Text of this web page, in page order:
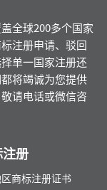
限期内可提交复审，否
视为放弃，申请日和申
告：经审
商标申请可以被接受
大官方商标公告上刊登
2个月为异议期。
商标，在签发注册证之
通知”之后的6个月
须提供在商业中真实使用
主要流程为：申请一受
一核准一发证。申请递
理。审查员将对申请进行
审查。形式审查主要审
类信息是否符合规定；
商标显著性、是否违反
申请人在驳回通知书载
答复，实质审查通过
公告。自公告日起2个
审查>>>公告>>>核准注
年； 智利商标：
个月； 智利商标：
使用撤销的时间为2
全球200多个国家
注册申请、驳回
单一国家注册还
将竭诚为您提供
请电话或微信咨
册
商标注册证书